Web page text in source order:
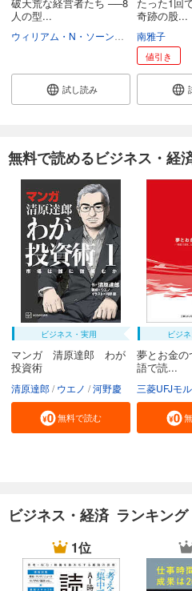
人の型...
試し読み
奇跡の股...
南雅子
値引き
無料で読めるビジネス・経
ビジネス・実用
マンガ 清原達郎 わが
投資術
清原達郎 ウエノ 河野慶
無料で読む
ビジ
夢とお金
語で読...
ビジネス・経済 ランキング
1位